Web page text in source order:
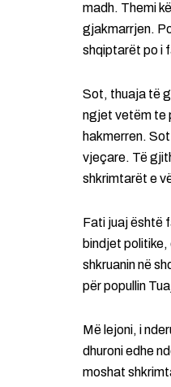
madh. Themi
gjakmarrjen.
shqiptarët po i
Sot, thuaja të
ngjet vetëm te
hakmerren.
vjeçare. Të
shkrimtarët e
Fati juaj është
bindjet politike,
shkruanin në
për popullin
Më lejoni, i
dhuroni edhe
moshat